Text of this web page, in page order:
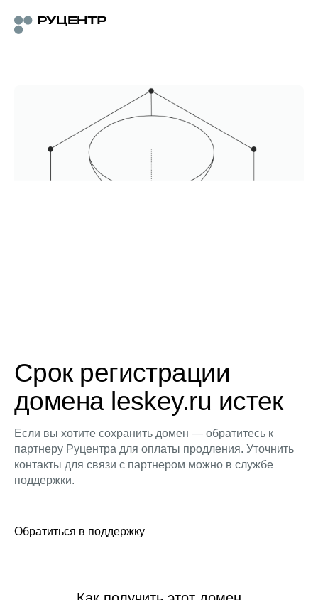
Срок регистрации
домена leskey.ru истек
Если вы хотите сохранить домен — обратитесь к
партнеру Руцентра для оплаты продления. Уточнить
контакты для связи с партнером можно в службе
поддержки.
Обратиться в поддержку